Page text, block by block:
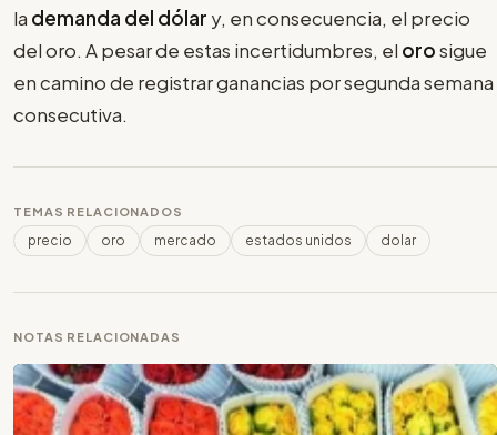
la demanda del dólar y, en consecuencia, el precio
del oro. A pesar de estas incertidumbres, el orosigue
en camino de registrar ganancias por segunda semana
consecutiva.
TEMAS RELACIONADOS
precio oro mercado estados unidos dolar
NOTAS RELACIONADAS